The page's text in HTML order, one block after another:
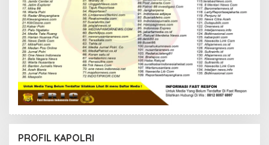
PROFIL KAPOLRI